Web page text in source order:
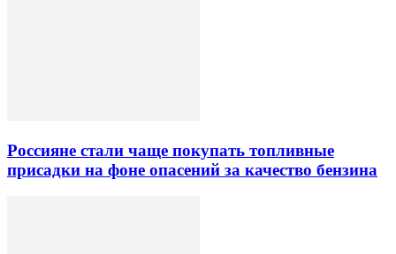
Россияне стали чаще покупать топливные
присадки на фоне опасений за качество бензина